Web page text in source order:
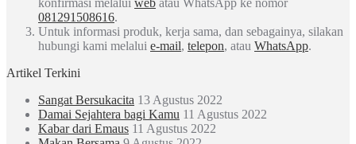
konfirmasi melalui web atau WhatsApp ke nomor
081291508616.
Untuk informasi produk, kerja sama, dan sebagainya, silakan
hubungi kami melalui e-mail, telepon, atau WhatsApp.
Artikel Terkini
Sangat Bersukacita 13 Agustus 2022
Damai Sejahtera bagi Kamu 11 Agustus 2022
Kabar dari Emaus 11 Agustus 2022